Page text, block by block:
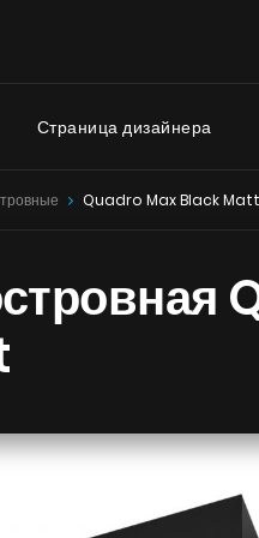
Nortberg
Вытяжки
Вытяжки
Страница дизайнера
Quadro Max Black Matt